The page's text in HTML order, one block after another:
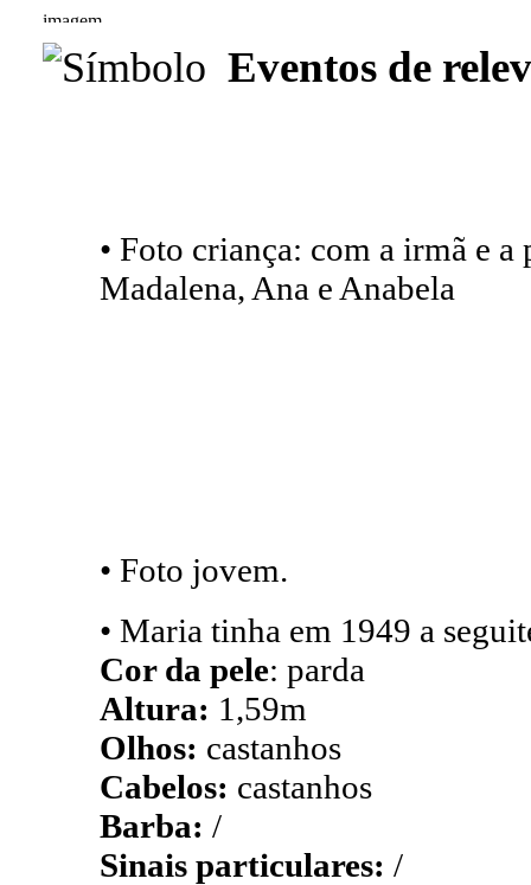
Eventos de
• Foto criança: com a irmã e
Madalena, Ana e Anabela
• Foto jovem.
• Maria tinha em 1949 a
Cor da pele: parda
Altura: 1,59m
Olhos: castanhos
Cabelos: castanhos
Barba: /
Sinais particulares: /